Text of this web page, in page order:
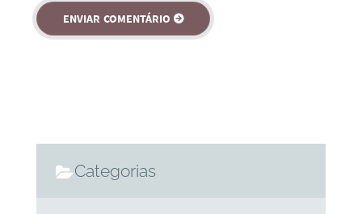
Categorias